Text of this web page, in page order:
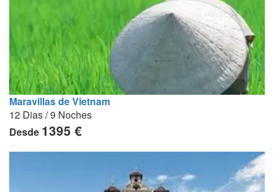
Maravillas de Vietnam
12 Dias / 9 Noches
Desde 1395 €